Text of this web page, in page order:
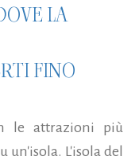
LA
FINO
le attrazioni più
un'isola. L'isola del